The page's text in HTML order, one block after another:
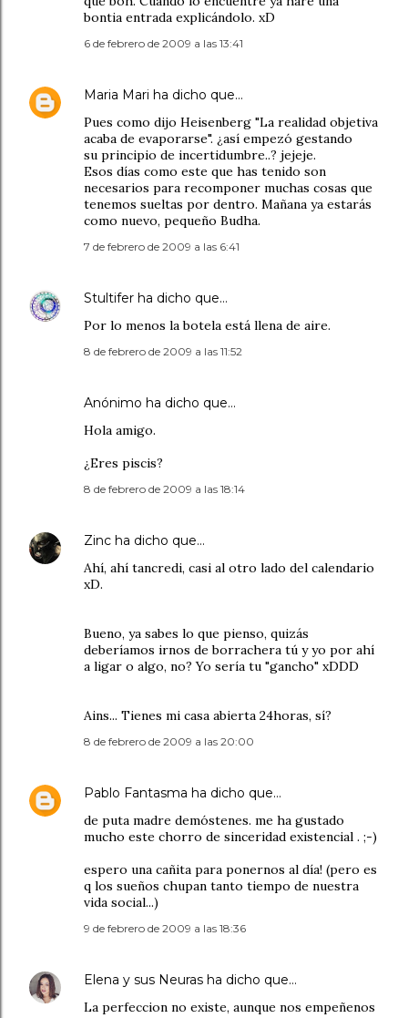
bontia entrada explicándolo. xD
6 de febrero de 2009 a las 13:41
Maria Mari ha dicho que…
Pues como dijo Heisenberg "La realidad objetiva
acaba de evaporarse". ¿así empezó gestando
su principio de incertidumbre..? jejeje.
Esos días como este que has tenido son
necesarios para recomponer muchas cosas que
tenemos sueltas por dentro. Mañana ya estarás
como nuevo, pequeño Budha.
7 de febrero de 2009 a las 6:41
Stultifer ha dicho que…
Por lo menos la botela está llena de aire.
8 de febrero de 2009 a las 11:52
Anónimo ha dicho que…
Hola amigo.
¿Eres piscis?
8 de febrero de 2009 a las 18:14
Zinc ha dicho que…
Ahí, ahí tancredi, casi al otro lado del calendario
xD.
Bueno, ya sabes lo que pienso, quizás
deberíamos irnos de borrachera tú y yo por ahí
a ligar o algo, no? Yo sería tu "gancho" xDDD
Ains... Tienes mi casa abierta 24horas, sí?
8 de febrero de 2009 a las 20:00
Pablo Fantasma ha dicho que…
de puta madre demóstenes. me ha gustado
mucho este chorro de sinceridad existencial . ;-)
espero una cañita para ponernos al día! (pero es
q los sueños chupan tanto tiempo de nuestra
vida social...)
9 de febrero de 2009 a las 18:36
Elena y sus Neuras ha dicho que…
La perfeccion no existe, aunque nos empeñenos